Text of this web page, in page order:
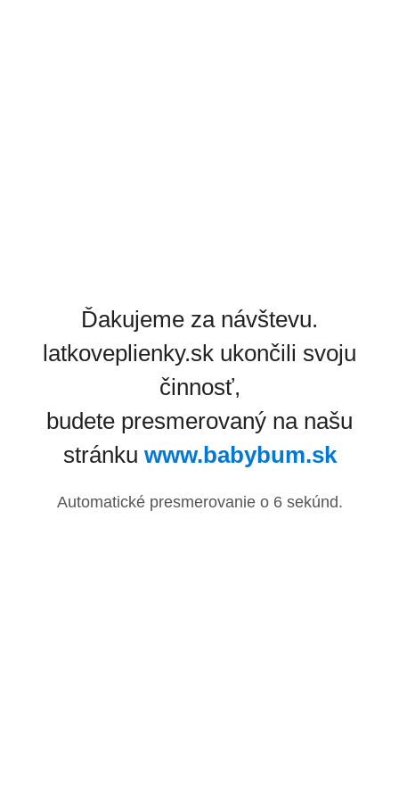
Ďakujeme za návštevu.
latkoveplienky.sk ukončili svoju
činnosť,
budete presmerovaný na našu
stránku www.babybum.sk
Automatické presmerovanie o 6sekúnd.